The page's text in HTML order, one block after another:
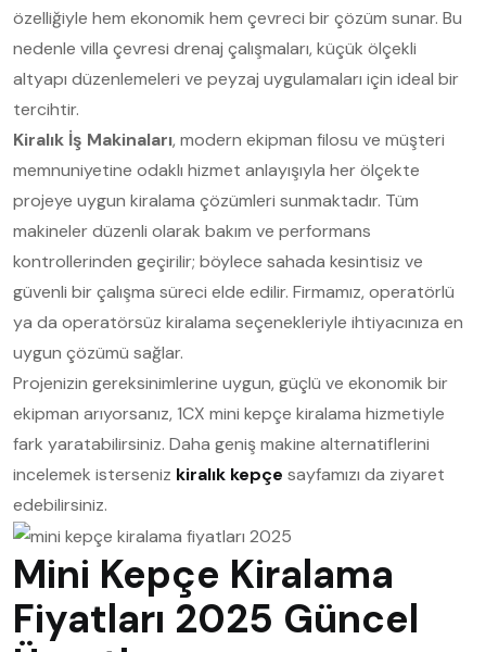
özelliğiyle hem ekonomik hem çevreci bir çözüm sunar. Bu
nedenle villa çevresi drenaj çalışmaları, küçük ölçekli
altyapı düzenlemeleri ve peyzaj uygulamaları için ideal bir
tercihtir.
Kiralık İş Makinaları, modern ekipman filosu ve müşteri
memnuniyetine odaklı hizmet anlayışıyla her ölçekte
projeye uygun kiralama çözümleri sunmaktadır. Tüm
makineler düzenli olarak bakım ve performans
kontrollerinden geçirilir; böylece sahada kesintisiz ve
güvenli bir çalışma süreci elde edilir. Firmamız, operatörlü
ya da operatörsüz kiralama seçenekleriyle ihtiyacınıza en
uygun çözümü sağlar.
Projenizin gereksinimlerine uygun, güçlü ve ekonomik bir
ekipman arıyorsanız, 1CX mini kepçe kiralama hizmetiyle
fark yaratabilirsiniz. Daha geniş makine alternatiflerini
incelemek isterseniz kiralık kepçe sayfamızı da ziyaret
edebilirsiniz.
Mini Kepçe Kiralama
Fiyatları 2025 Güncel